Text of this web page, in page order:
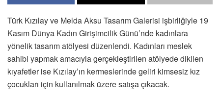
Türk Kızılay ve Melda Aksu Tasarım Galerisi işbirliğiyle 19
Kasım Dünya Kadın Girişimcilik Günü’nde kadınlara
yönelik tasarım atölyesi düzenlendi. Kadınları meslek
sahibi yapmak amacıyla gerçekleştirilen atölyede dikilen
kıyafetler ise Kızılay’ın kermeslerinde geliri kimsesiz kız
çocukları için kullanılmak üzere satışa çıkacak.